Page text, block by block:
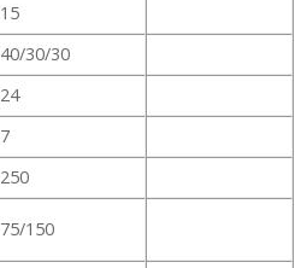
15
40/30/30
24
7
250
75/150